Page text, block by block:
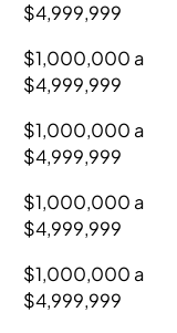
$4,999,999
$1,000,000 a
$4,999,999
$1,000,000 a
$4,999,999
$1,000,000 a
$4,999,999
$1,000,000 a
$4,999,999